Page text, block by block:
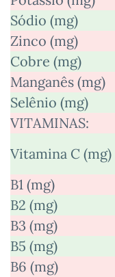
Sódio (mg)
Zinco (mg)
Cobre (mg)
Manganês (mg)
Selênio (mg)
VITAMINAS:
Vitamina C (mg)
B1 (mg)
B2 (mg)
B3 (mg)
B5 (mg)
B6 (mg)